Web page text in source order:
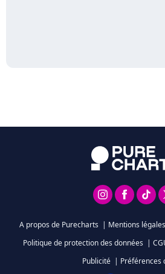
A propos de Purecharts | Mentions légales
Politique de protection des données |
Publicité | Préférences